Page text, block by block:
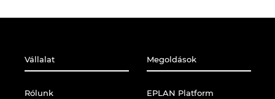
Vállalat
Rólunk
Megoldások
EPLAN Platform